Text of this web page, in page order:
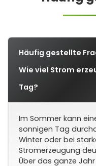
Häufig gestellte
Wie viel Strom
Tag?
Im Sommer kann
sonnigen Tag
Winter oder bei
Stromerzeugung
Über das ganze